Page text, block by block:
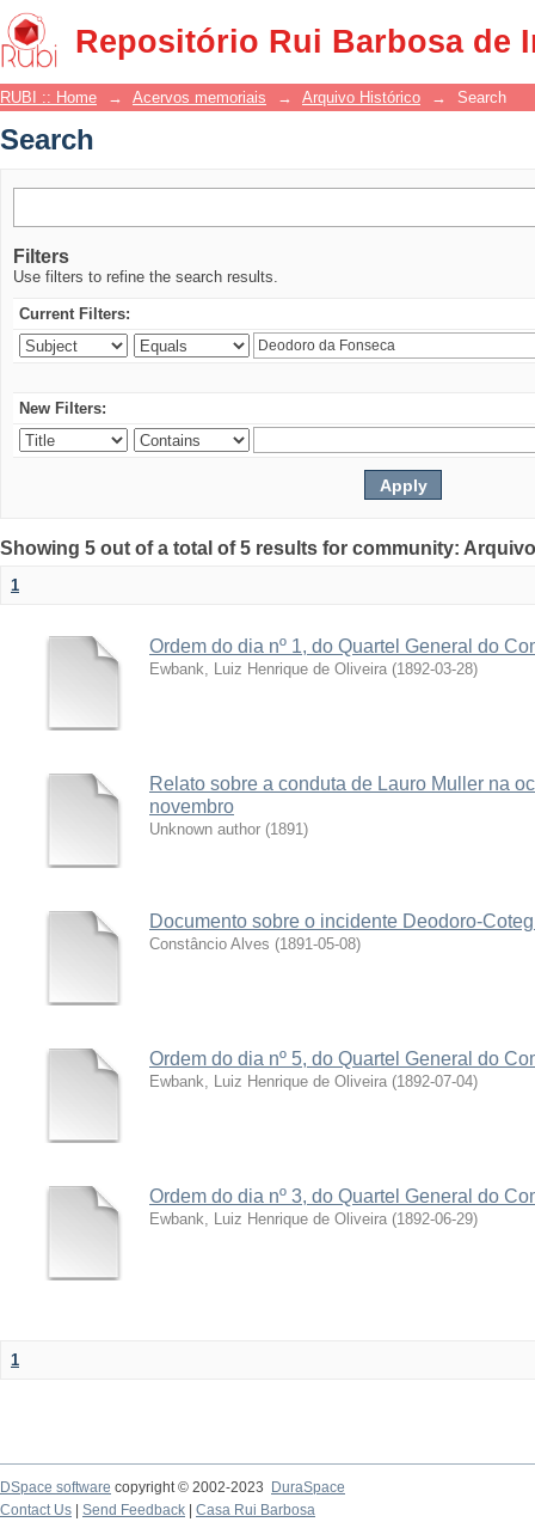
Repositório Rui Barbosa de
Search
RUBI :: Home → Acervos memoriais → Arquivo Histórico → Search
Search
Filters
Use filters to refine the search results.
Current Filters:
New Filters:
Showing 5 out of a total of 5 results for community:
1
Ordem do dia nº 1, do Quartel General do
Ewbank, Luiz Henrique de Oliveira (1892-03-28)
Relato sobre a conduta de Lauro Muller na
novembro
Unknown author (1891)
Documento sobre o incidente Deodoro-
Constâncio Alves (1891-05-08)
Ordem do dia nº 5, do Quartel General do
Ewbank, Luiz Henrique de Oliveira (1892-07-04)
Ordem do dia nº 3, do Quartel General do
Ewbank, Luiz Henrique de Oliveira (1892-06-29)
1
DSpace software copyright © 2002-2023
DuraSpace
Contact Us
Send Feedback Casa Rui Barbosa